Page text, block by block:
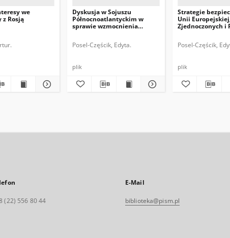
we
z Rosją
Dyskusja w Sojuszu
Północnoatlantyckim w
sprawie wzmocnienia
Posel-Częścik, Edyta.
plik
Strategie
Unii
Zjednoczonych i
Posel-Częścik,
plik
(22) 556 80 44
E-Mail
biblioteka@pism.pl